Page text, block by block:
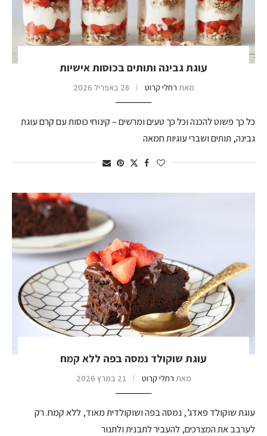
עוגת גבינה ותותים בכוסות אישיות
מאת רחלי קרוט 28 באפריל 2026
כל כך פשוט להכנה וכל כך טעים ומרשים – קינוחי כוסות עם קרם עוגת
גבינה, תותים ושברי עוגיות חמאה
עוגת שוקולד נמסה בפה ללא קמח
מאת רחלי קרוט 21 במרץ 2026
עוגת שוקולד פאדג’, נמסה בפה ושוקולדית מאוד, ללא קמח. רק
לערבב את המצרכים, להעביר לתבנית ולתנור